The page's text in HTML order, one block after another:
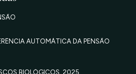
AUTOMÁTICA DA PENSÃO
BIOLÓGICOS, 2025